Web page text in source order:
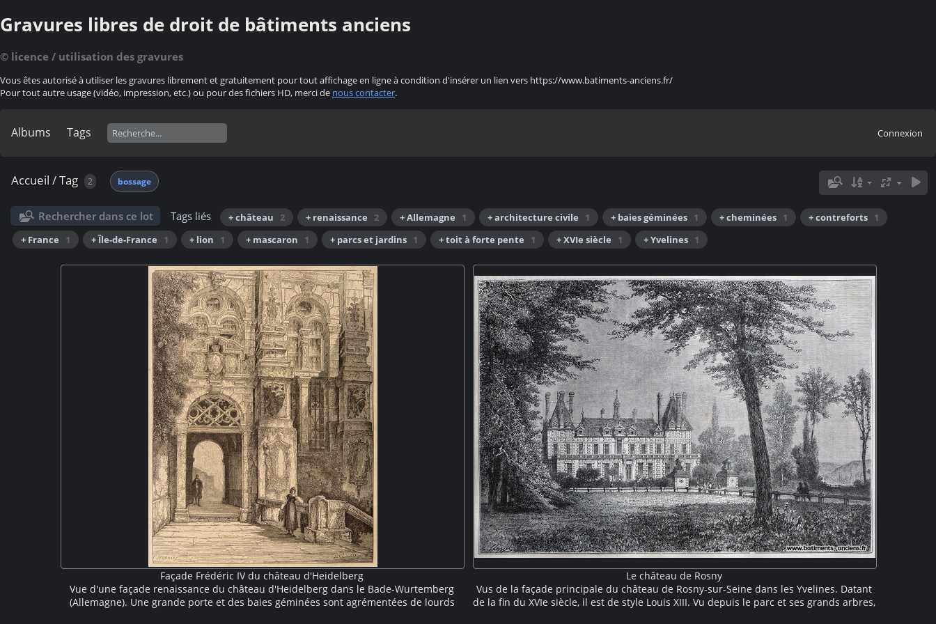
Gravures libres de droit de bâtiments anciens
© licence / utilisation des gravures
Vous êtes autorisé à utiliser les gravures librement et gratuitement pour tout affichage en ligne à condition d'insérer un lien vers https://www.batiments-anciens.fr/
Pour tout autre usage (vidéo, impression, etc.) ou pour des fichiers HD, merci de nous contacter.
Albums Tags Connexion
Accueil /Tag 2 bossage
Rechercher dans ce lot Tags liés + château 2 + renaissance 2 + Allemagne 1 + architecture civile 1 + baies géminées 1 + cheminées 1 + contreforts 1
+ France
1 + Île-de-France 1 + lion 1 + mascaron 1 + parcs et jardins 1 + toit à forte pente 1 + XVIe siècle 1 + Yvelines 1
Façade Frédéric IV du château d'Heidelberg
Vue d'une façade renaissance du château d'Heidelberg dans le Bade-Wurtemberg
(Allemagne). Une grande porte et des baies géminées sont agrémentées de lourds
Le château de Rosny
Vus de la façade principale du château de Rosny-sur-Seine dans les Yvelines. Datant
de la fin du XVIe siècle, il est de style Louis XIII. Vu depuis le parc et ses grands arbres,